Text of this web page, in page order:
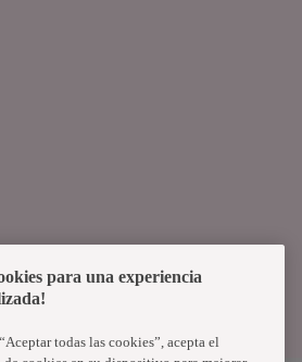
para una experiencia
todas las cookies”, acepta el